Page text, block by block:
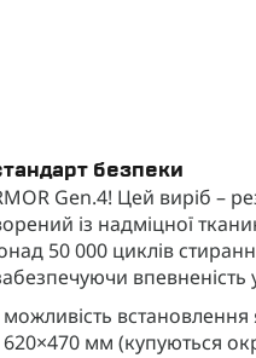
безпеки
Gen.4! Цей виріб –
із надміцної
50 000 циклів
впевненість
встановлення
620×470 мм (купуються